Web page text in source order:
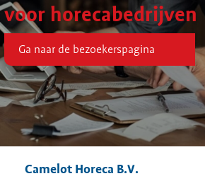
voor horecabedrijven
Ga naar de bezoekerspagina
Camelot Horeca B.V.